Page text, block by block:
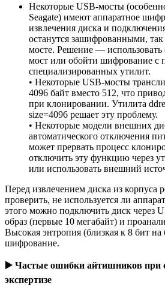
Некоторые USB-мосты
Seagate) имеют аппаратное
извлечения диска и
останутся зашифрованными,
мосте. Решение —
мост или обойти шифрование с
специализированных утилит.
• Некоторые USB-мосты
4096 байт вместо 512, что
при клонировании. Утилита
size=4096 решает эту проблему.
• Некоторые модели внешних
автоматического отключения
может прервать процесс
отключить эту функцию через
или использовать внешний
Перед извлечением диска из корпуса
проверить, не используется ли
этого можно подключить диск через
образ (первые 10 мегабайт) и
Высокая энтропия (близкая к 8 бит на
шифрование.
▶️ Частые ошибки айтишников при
экспертизе